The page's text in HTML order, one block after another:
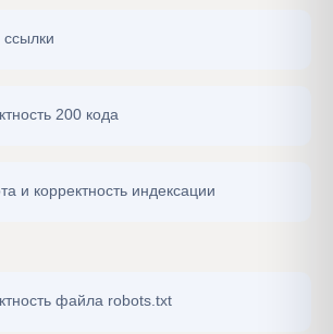
200 кода
и корректность индексации
файла robots.txt